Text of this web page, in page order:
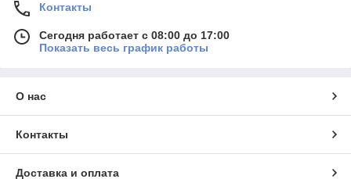
Контакты
Сегодня работает с 08:00 до 17:00
Показать весь график работы
О нас
Контакты
Доставка и оплата